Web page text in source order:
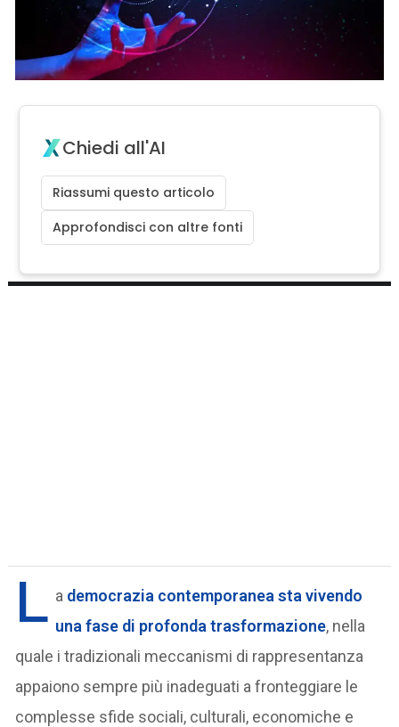
Chiedi all'AI
Riassumi questo articolo
Approfondisci con altre fonti
L a democrazia contemporanea sta vivendo
una fase di profonda trasformazione, nella
quale i tradizionali meccanismi di rappresentanza
appaiono sempre più inadeguati a fronteggiare le
complesse sfide sociali, culturali, economiche e